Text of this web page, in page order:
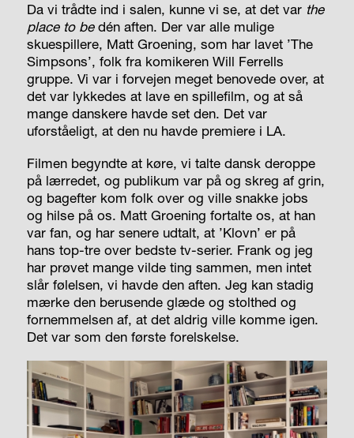
Da vi trådte ind i salen, kunne vi se, at det var the
place to bedén aften. Der var alle mulige
skuespillere, Matt Groening, som har lavet ’The
Simpsons’, folk fra komikeren Will Ferrells
gruppe. Vi var i forvejen meget benovede over, at
det var lykkedes at lave en spillefilm, og at så
mange danskere havde set den. Det var
uforståeligt, at den nu havde premiere i LA.
Filmen begyndte at køre, vi talte dansk deroppe
på lærredet, og publikum var på og skreg af grin,
og bagefter kom folk over og ville snakke jobs
og hilse på os. Matt Groening fortalte os, at han
var fan, og har senere udtalt, at ’Klovn’ er på
hans top-tre over bedste tv-serier. Frank og jeg
har prøvet mange vilde ting sammen, men intet
slår følelsen, vi havde den aften. Jeg kan stadig
mærke den berusende glæde og stolthed og
fornemmelsen af, at det aldrig ville komme igen.
Det var som den første forelskelse.